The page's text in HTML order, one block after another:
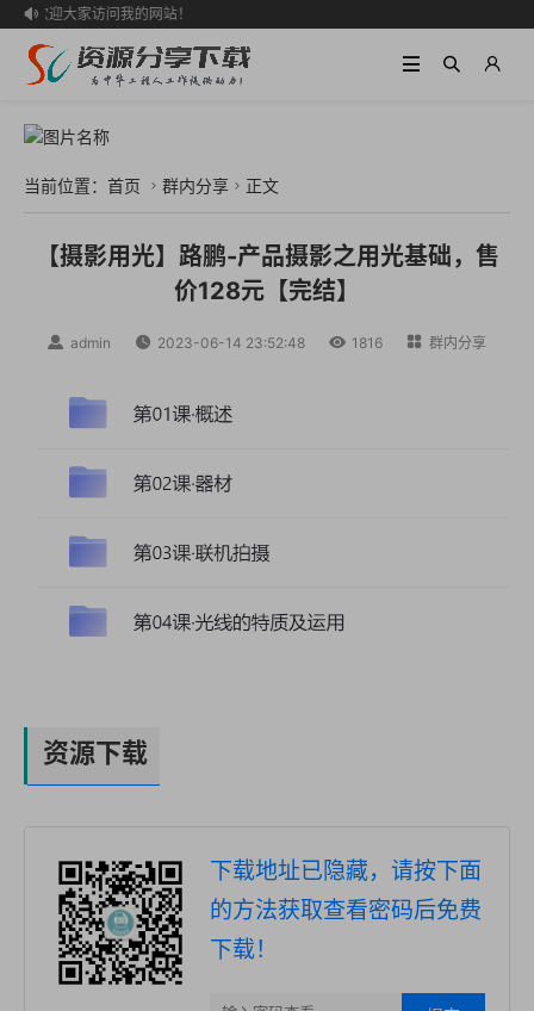

欢迎大家访问我的网站！
当前位置： 首页  群内分享  正文
【摄影用光】路鹏-产品摄影之用光基础，售
价128元【完结】
 admin  2023-06-14 23:52:48  1816  群内分享
资源下载
下载地址已隐藏，请按下面
的方法获取查看密码后免费
下载！